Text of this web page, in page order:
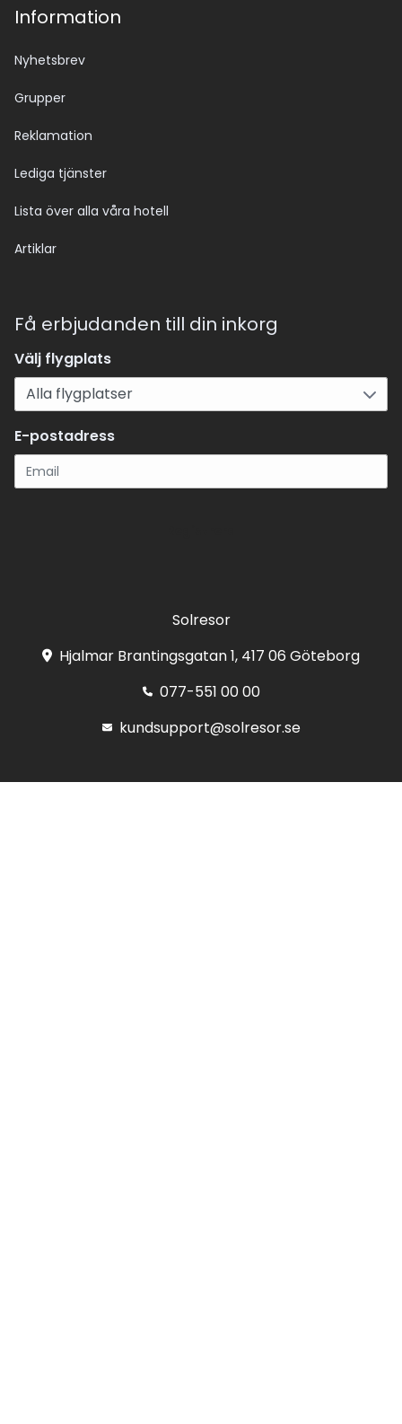
Information
Nyhetsbrev
Grupper
Reklamation
Lediga tjänster
Lista över alla våra hotell
Artiklar
Få erbjudanden till din inkorg
Välj flygplats
E-postadress
Solresor
Hjalmar Brantingsgatan 1, 417 06 Göteborg
077-551 00 00
kundsupport@solresor.se